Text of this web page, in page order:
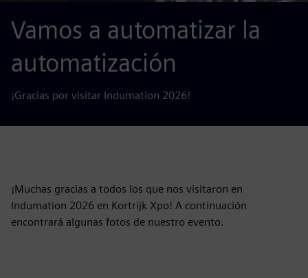
Vamos a automatizar la
automatización
¡Gracias por visitar Indumation 2026!
¡Muchas gracias a todos los que nos visitaron en
Indumation 2026 en Kortrijk Xpo! A continuación
encontrará algunas fotos de nuestro evento.